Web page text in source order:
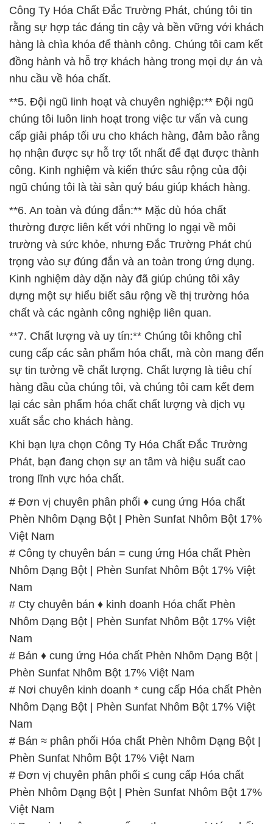
Công Ty Hóa Chất Đắc Trường Phát, chúng tôi tin
rằng sự hợp tác đáng tin cậy và bền vững với khách
hàng là chìa khóa để thành công. Chúng tôi cam kết
đồng hành và hỗ trợ khách hàng trong mọi dự án và
nhu cầu về hóa chất.
**5. Đội ngũ linh hoạt và chuyên nghiệp:** Đội ngũ
chúng tôi luôn linh hoạt trong việc tư vấn và cung
cấp giải pháp tối ưu cho khách hàng, đảm bảo rằng
họ nhận được sự hỗ trợ tốt nhất để đạt được thành
công. Kinh nghiệm và kiến thức sâu rộng của đội
ngũ chúng tôi là tài sản quý báu giúp khách hàng.
**6. An toàn và đúng đắn:** Mặc dù hóa chất
thường được liên kết với những lo ngại về môi
trường và sức khỏe, nhưng Đắc Trường Phát chú
trọng vào sự đúng đắn và an toàn trong ứng dụng.
Kinh nghiệm dày dặn này đã giúp chúng tôi xây
dựng một sự hiểu biết sâu rộng về thị trường hóa
chất và các ngành công nghiệp liên quan.
**7. Chất lượng và uy tín:** Chúng tôi không chỉ
cung cấp các sản phẩm hóa chất, mà còn mang đến
sự tin tưởng về chất lượng. Chất lượng là tiêu chí
hàng đầu của chúng tôi, và chúng tôi cam kết đem
lại các sản phẩm hóa chất chất lượng và dịch vụ
xuất sắc cho khách hàng.
Khi bạn lựa chọn Công Ty Hóa Chất Đắc Trường
Phát, bạn đang chọn sự an tâm và hiệu suất cao
trong lĩnh vực hóa chất.
# Đơn vị chuyên phân phối ♦ cung ứng Hóa chất
Phèn Nhôm Dạng Bột | Phèn Sunfat Nhôm Bột 17%
Việt Nam
# Công ty chuyên bán = cung ứng Hóa chất Phèn
Nhôm Dạng Bột | Phèn Sunfat Nhôm Bột 17% Việt
Nam
# Cty chuyên bán ♦ kinh doanh Hóa chất Phèn
Nhôm Dạng Bột | Phèn Sunfat Nhôm Bột 17% Việt
Nam
# Bán ♦ cung ứng Hóa chất Phèn Nhôm Dạng Bột |
Phèn Sunfat Nhôm Bột 17% Việt Nam
# Nơi chuyên kinh doanh * cung cấp Hóa chất Phèn
Nhôm Dạng Bột | Phèn Sunfat Nhôm Bột 17% Việt
Nam
# Bán ≈ phân phối Hóa chất Phèn Nhôm Dạng Bột |
Phèn Sunfat Nhôm Bột 17% Việt Nam
# Đơn vị chuyên phân phối ≤ cung cấp Hóa chất
Phèn Nhôm Dạng Bột | Phèn Sunfat Nhôm Bột 17%
Việt Nam